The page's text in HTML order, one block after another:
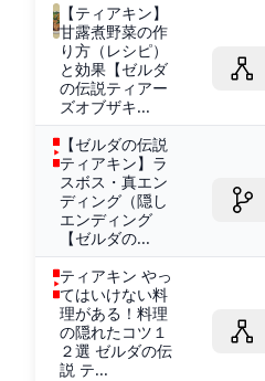
【ティアキン】
甘露煮野菜の作
り方（レシピ）
と効果【ゼルダ
の伝説ティアー
ズオブザキ...
【ゼルダの伝説
ティアキン】ラ
スボス・真エン
ディング（隠し
エンディング
【ゼルダの...
ティアキン やっ
てはいけない料
理がある！料理
の隠れたコツ１
２選 ゼルダの伝
説 テ...